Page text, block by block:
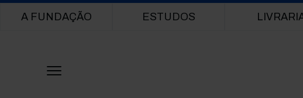
Main navigation
A FUNDAÇÃO ESTUDOS